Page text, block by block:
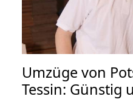
Umzüge von
Tessin: Günstig